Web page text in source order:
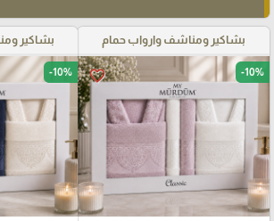
بشاكير ومناشف وارواب حمام
favorite_border -10%
بشاكير
-10%